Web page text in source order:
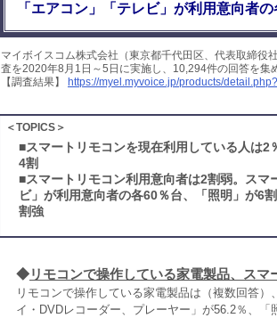
「エアコン」「テレビ」が利用意向者
マイボイスコム株式会社（東京都千代田区、代表取締役
査を2020年8月1日～5日に実施し、10,294件の回答を集
【調査結果】
https://myel.myvoice.jp/products/
＜TOPICS＞
■スマートリモコンを現在利用している人は
4割
■スマートリモコン利用意向者は2割弱。ス
ビ」が利用意向者の各60％台、「照明」が6
割強
◆リモコンで操作している家電製品、ス
リモコンで操作している家電製品は（複数回答
イ・DVDレコーダー、プレーヤー」が56.2％、